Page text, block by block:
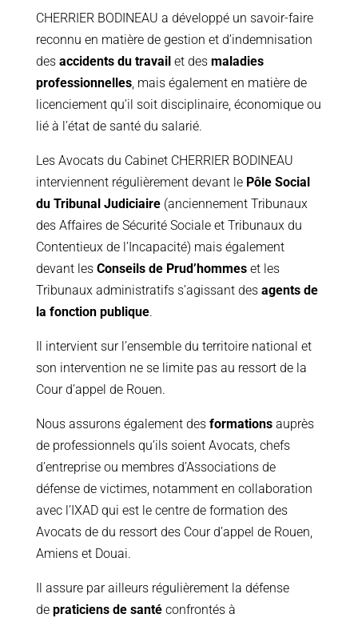
CHERRIER BODINEAU a développé un savoir-faire
reconnu en matière de gestion et d’indemnisation
des accidents du travailet des maladies
professionnelles, mais également en matière de
licenciement qu’il soit disciplinaire, économique ou
lié à l’état de santé du salarié.
Les Avocats du Cabinet CHERRIER BODINEAU
interviennent régulièrement devant le Pôle Social
du Tribunal Judiciaire(anciennement Tribunaux
des Affaires de Sécurité Sociale et Tribunaux du
Contentieux de l’Incapacité) mais également
devant les Conseils de Prud’hommeset les
Tribunaux administratifs s’agissant des agents de
la fonction publique.
Il intervient sur l’ensemble du territoire national et
son intervention ne se limite pas au ressort de la
Cour d’appel de Rouen.
Nous assurons également des formationsauprès
de professionnels qu’ils soient Avocats, chefs
d’entreprise ou membres d’Associations de
défense de victimes, notamment en collaboration
avec l’IXAD qui est le centre de formation des
Avocats de du ressort des Cour d’appel de Rouen,
Amiens et Douai.
Il assure par ailleurs régulièrement la défense
de praticiens de santéconfrontés à